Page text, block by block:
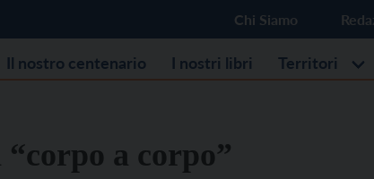
Chi Siamo
Il nostro centenario I nostri libri Territori
a corpo”